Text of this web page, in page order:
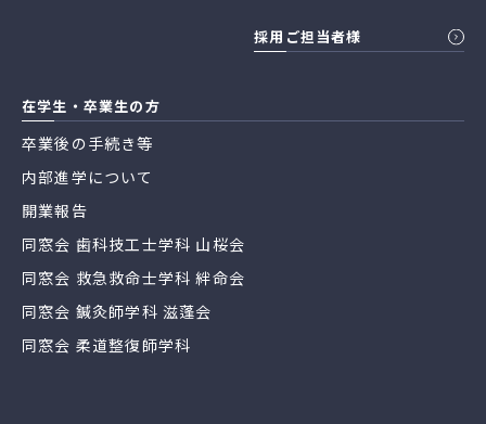
採用ご担当者様
在学生・卒業生の方
卒業後の手続き等
内部進学について
開業報告
同窓会 歯科技工士学科 山桜会
同窓会 救急救命士学科 絆命会
同窓会 鍼灸師学科 滋蓬会
同窓会 柔道整復師学科